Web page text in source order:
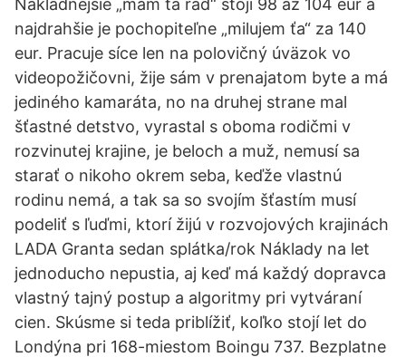
Nákladnejšie „mám ťa rád“ stojí 98 až 104 eur a
najdrahšie je pochopiteľne „milujem ťa“ za 140
eur. Pracuje síce len na polovičný úväzok vo
videopožičovni, žije sám v prenajatom byte a má
jediného kamaráta, no na druhej strane mal
šťastné detstvo, vyrastal s oboma rodičmi v
rozvinutej krajine, je beloch a muž, nemusí sa
starať o nikoho okrem seba, keďže vlastnú
rodinu nemá, a tak sa so svojím šťastím musí
podeliť s ľuďmi, ktorí žijú v rozvojových krajinách
LADA Granta sedan splátka/rok Náklady na let
jednoducho nepustia, aj keď má každý dopravca
vlastný tajný postup a algoritmy pri vytváraní
cien. Skúsme si teda priblížiť, koľko stojí let do
Londýna pri 168-miestom Boingu 737. Bezplatne